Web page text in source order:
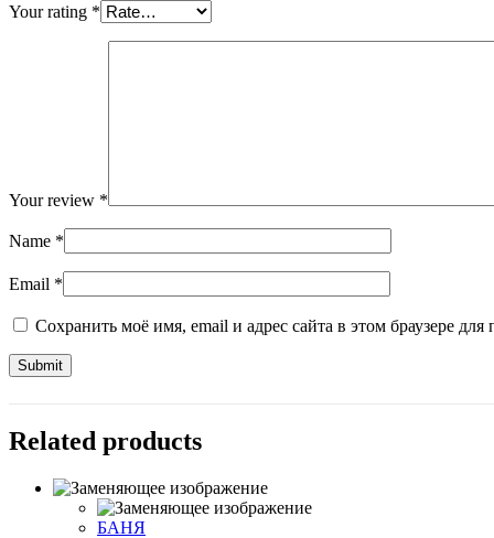
Your rating *
Your review *
Name *
Email *
Сохранить моё имя, email и адрес сайта в этом браузере
Related products
БАНЯ